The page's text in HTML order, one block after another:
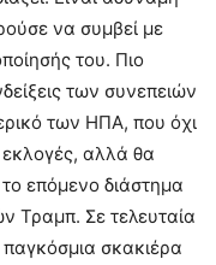
να συμβεί με
του. Πιο
των συνεπειών
των ΗΠΑ, που όχι
εκλογές, αλλά θα
επόμενο διάστημα
Τραμπ. Σε τελευταία
σκακιέρα